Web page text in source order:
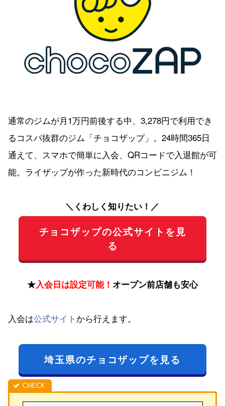
通常のジムが月1万円前後する中、3,278円で利用でき
るコスパ抜群のジム「チョコザップ」。24時間365日
通えて、スマホで簡単に入会、QRコードで入退館が可
能。ライザップが作った新時代のコンビニジム！
＼くわしく知りたい！／
チョコザップの公式サイトを見
る
★入会日は設定可能！ オープン前店舗も安心
入会は公式サイト から行えます。
埼玉県のチョコザップを見る